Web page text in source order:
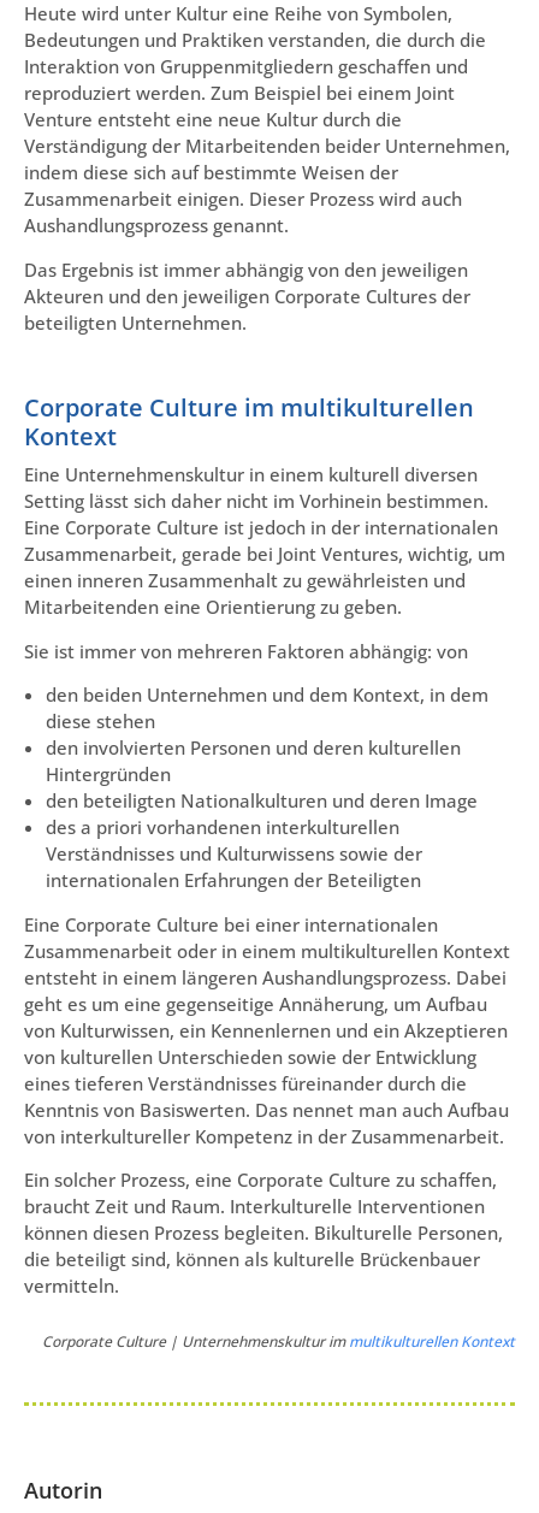
Heute wird unter Kultur eine Reihe von Symbolen,
Bedeutungen und Praktiken verstanden, die durch die
Interaktion von Gruppenmitgliedern geschaffen und
reproduziert werden. Zum Beispiel bei einem Joint
Venture entsteht eine neue Kultur durch die
Verständigung der Mitarbeitenden beider Unternehmen,
indem diese sich auf bestimmte Weisen der
Zusammenarbeit einigen. Dieser Prozess wird auch
Aushandlungsprozess genannt.
Das Ergebnis ist immer abhängig von den jeweiligen
Akteuren und den jeweiligen Corporate Cultures der
beteiligten Unternehmen.
Corporate Culture im multikulturellen
Kontext
Eine Unternehmenskultur in einem kulturell diversen
Setting lässt sich daher nicht im Vorhinein bestimmen.
Eine Corporate Culture ist jedoch in der internationalen
Zusammenarbeit, gerade bei Joint Ventures, wichtig, um
einen inneren Zusammenhalt zu gewährleisten und
Mitarbeitenden eine Orientierung zu geben.
Sie ist immer von mehreren Faktoren abhängig: von
den beiden Unternehmen und dem Kontext, in dem
diese stehen
den involvierten Personen und deren kulturellen
Hintergründen
den beteiligten Nationalkulturen und deren Image
des a priori vorhandenen interkulturellen
Verständnisses und Kulturwissens sowie der
internationalen Erfahrungen der Beteiligten
Eine Corporate Culture bei einer internationalen
Zusammenarbeit oder in einem multikulturellen Kontext
entsteht in einem längeren Aushandlungsprozess. Dabei
geht es um eine gegenseitige Annäherung, um Aufbau
von Kulturwissen, ein Kennenlernen und ein Akzeptieren
von kulturellen Unterschieden sowie der Entwicklung
eines tieferen Verständnisses füreinander durch die
Kenntnis von Basiswerten. Das nennet man auch Aufbau
von interkultureller Kompetenz in der Zusammenarbeit.
Ein solcher Prozess, eine Corporate Culture zu schaffen,
braucht Zeit und Raum. Interkulturelle Interventionen
können diesen Prozess begleiten. Bikulturelle Personen,
die beteiligt sind, können als kulturelle Brückenbauer
vermitteln.
Corporate Culture | Unternehmenskultur immultikulturellen Kontext
Autorin